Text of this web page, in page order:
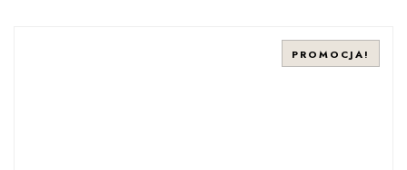
PROMOCJA!